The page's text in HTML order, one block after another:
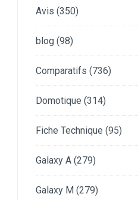
Avis (350)
blog (98)
Comparatifs (736)
Domotique (314)
Fiche Technique (95)
Galaxy A (279)
Galaxy M (279)